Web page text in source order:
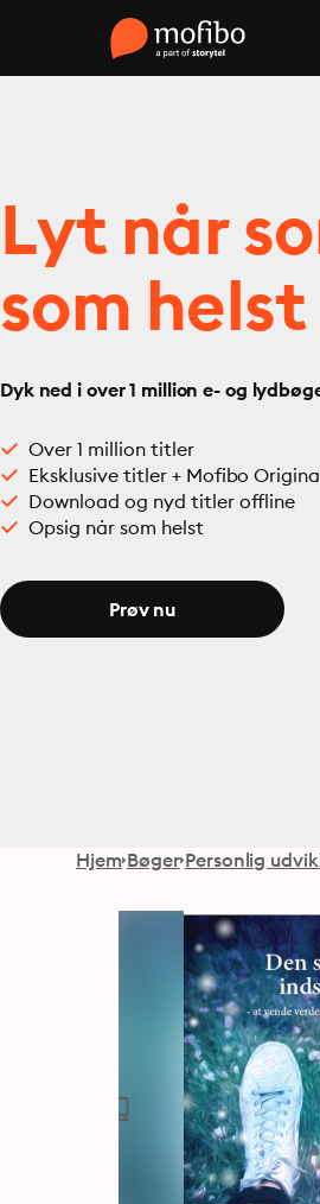
Lyt når
som helst
Dyk ned i over 1 million e- og
Over 1 million titler
Eksklusive titler + Mofibo
Download og nyd titler offline
Opsig når som helst
Prøv nu
Hjem Bøger Personlig